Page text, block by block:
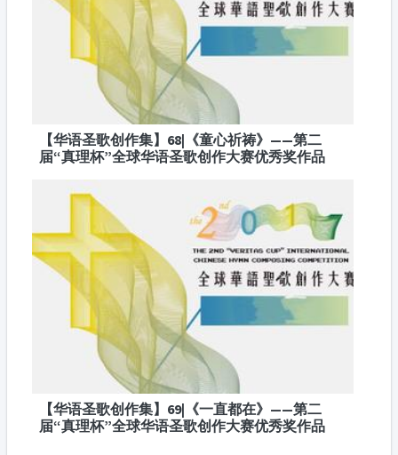
【华语圣歌创作集】68|《童心祈祷》——第二
届“真理杯”全球华语圣歌创作大赛优秀奖作品
【华语圣歌创作集】69|《一直都在》——第二
届“真理杯”全球华语圣歌创作大赛优秀奖作品